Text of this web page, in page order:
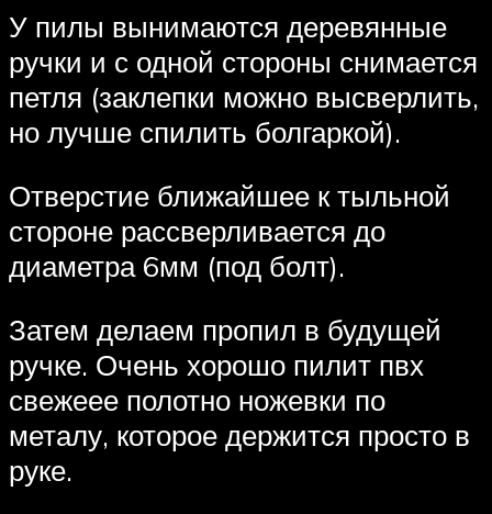
У пилы вынимаются деревянные
ручки и с одной стороны снимается
петля (заклепки можно высверлить,
но лучше спилить болгаркой).
Отверстие ближайшее к тыльной
стороне рассверливается до
диаметра 6мм (под болт).
Затем делаем пропил в будущей
ручке. Очень хорошо пилит пвх
свежеее полотно ножевки по
металу, которое держится просто в
руке.